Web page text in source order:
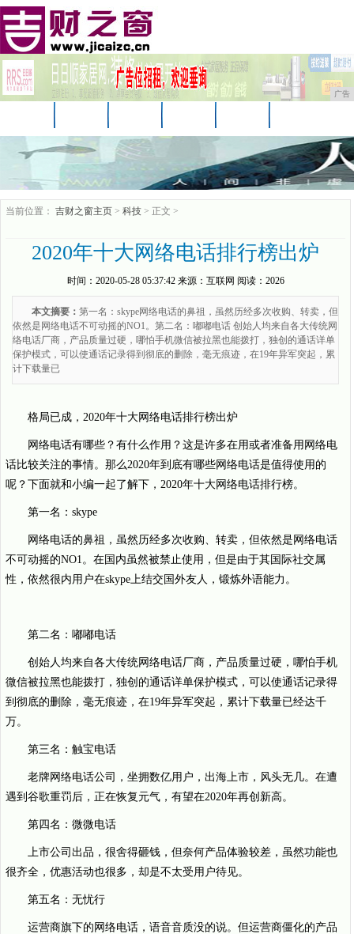
广告
企业 游戏
当前位置： 吉财之窗主页 > 科技 > 正文 >
2020年十大网络电话排行榜出炉
时间： 2020-05-28 05:37:42来源： 互联网 阅读：2026
本文摘要： 第一名：skype网络电话的鼻祖，虽然历经多次收购、转卖，但
依然是网络电话不可动摇的NO1。第二名：嘟嘟电话 创始人均来自各大传统网
络电话厂商，产品质量过硬，哪怕手机微信被拉黑也能拨打，独创的通话详单
保护模式，可以使通话记录得到彻底的删除，毫无痕迹，在19年异军突起，累
计下载量已
格局已成，2020年十大网络电话排行榜出炉
网络电话有哪些？有什么作用？这是许多在用或者准备用网络电
话比较关注的事情。那么2020年到底有哪些网络电话是值得使用的
呢？下面就和小编一起了解下，2020年十大网络电话排行榜。
第一名：skype
网络电话的鼻祖，虽然历经多次收购、转卖，但依然是网络电话
不可动摇的NO1。在国内虽然被禁止使用，但是由于其国际社交属
性，依然很内用户在skype上结交国外友人，锻炼外语能力。
第二名：嘟嘟电话
创始人均来自各大传统网络电话厂商，产品质量过硬，哪怕手机
微信被拉黑也能拨打，独创的通话详单保护模式，可以使通话记录得
到彻底的删除，毫无痕迹，在19年异军突起，累计下载量已经达千
万。
第三名：触宝电话
老牌网络电话公司，坐拥数亿用户，出海上市，风头无几。在遭
遇到谷歌重罚后，正在恢复元气，有望在2020年再创新高。
第四名：微微电话
上市公司出品，很舍得砸钱，但奈何产品体验较差，虽然功能也
很齐全，优惠活动也很多，却是不太受用户待见。
第五名：无忧行
运营商旗下的网络电话，语音音质没的说。但运营商僵化的产品